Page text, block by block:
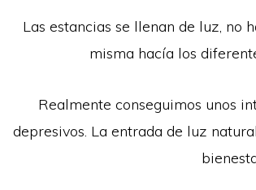
Las estancias se llenan de luz, no
misma hacía los
Realmente conseguimos unos
depresivos. La entrada de luz